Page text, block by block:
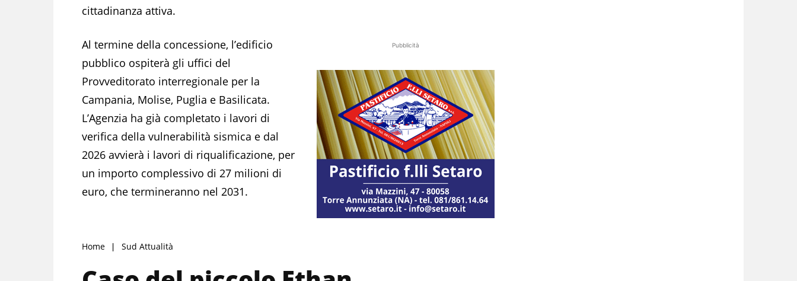
cittadinanza attiva.
Pubblicità
Al termine della concessione, l’edificio
pubblico ospiterà gli uffici del
Provveditorato interregionale per la
Campania, Molise, Puglia e Basilicata.
L’Agenzia ha già completato i lavori di
verifica della vulnerabilità sismica e dal
2026 avvierà i lavori di riqualificazione, per
un importo complessivo di 27 milioni di
euro, che termineranno nel 2031.
Home Sud Attualità